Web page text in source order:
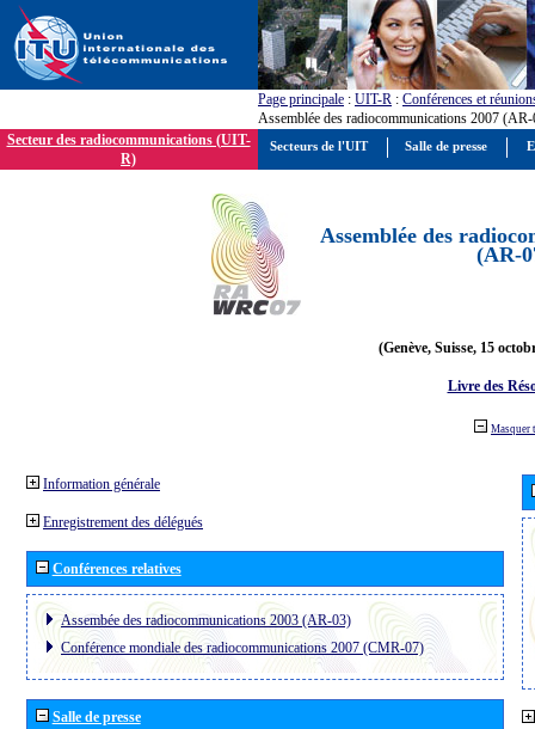
Page principale : UIT-R : Conférences et
Assemblée des radiocommunications 2007
Secteur des radiocommunications (UIT-
R)
Assemblée des
(AR-
(Genève, Suisse, 15
Livre des
Masquer
Information générale
Enregistrement des délégués
Conférences relatives
Assembée des radiocommunications 2003 (AR-03)
Conférence mondiale des radiocommunications 2007 (CMR-07)
Salle de presse
Secteurs de l'UIT Salle de presse